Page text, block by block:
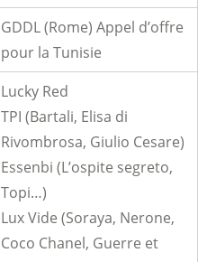
GDDL (Rome) Appel d’offre
pour la Tunisie
Lucky Red
TPI (Bartali, Elisa di
Rivombrosa, Giulio Cesare)
Essenbi (L’ospite segreto,
Topi…)
Lux Vide (Soraya, Nerone,
Coco Chanel, Guerre et